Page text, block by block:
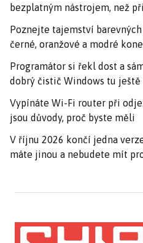
bezplatným nástrojem, než
Poznejte tajemství barevných
černé, oranžové a modré
Programátor si řekl dost a
dobrý čistič Windows tu ještě
Vypínáte Wi-Fi router při
jsou důvody, proč byste měli
V říjnu 2026 končí jedna
máte jinou a nebudete mít